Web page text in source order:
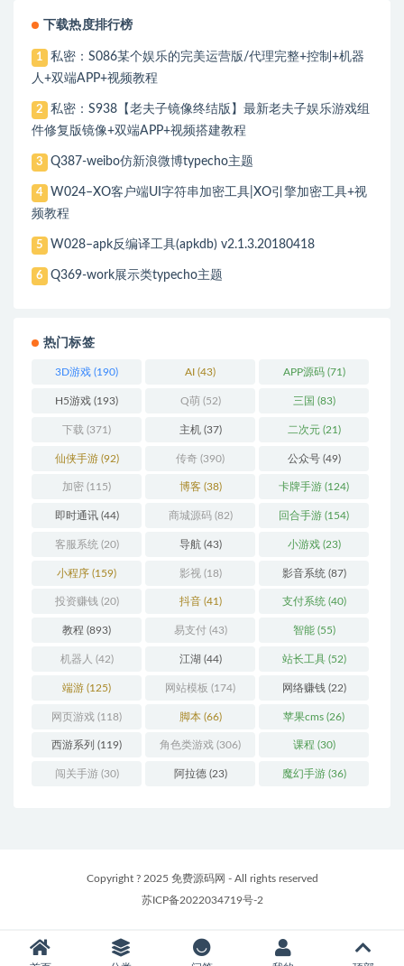
下载热度排行榜
1
私密：S086某个娱乐的完美运营版/代理完整+控制+机器
人+双端APP+视频教程
2
私密：S938【老夫子镜像终结版】最新老夫子娱乐游戏组
件修复版镜像+双端APP+视频搭建教程
3 Q387-weibo仿新浪微博typecho主题
4
W024–XO客户端UI字符串加密工具|XO引擎加密工具+视
频教程
5 W028–apk反编译工具(apkdb) v2.1.3.20180418
6 Q369-work展示类typecho主题
热门标签
3D游戏 (190) AI (43) APP源码(71)
H5游戏 (193) Q萌(52) 三国 (83)
下载 (371) 主机(37) 二次元(21)
仙侠手游(92) 传奇 (390) 公众号(49)
加密 (115) 博客(38) 卡牌手游 (124)
即时通讯(44) 商城源码(82) 回合手游 (154)
客服系统 (20) 导航(43) 小游戏(23)
小程序 (159) 影视(18) 影音系统 (87)
投资赚钱(20) 抖音(41) 支付系统(40)
教程 (893) 易支付(43) 智能(55)
机器人 (42) 江湖 (44) 站长工具(52)
端游 (125) 网站模板 (174) 网络赚钱(22)
网页游戏 (118) 脚本(66) 苹果cms (26)
西游系列 (119) 角色类游戏 (306) 课程 (30)
闯关手游(30) 阿拉德(23) 魔幻手游(36)
Copyright ? 2025 免费源码网 - All rights reserved
苏ICP备2022034719号-2